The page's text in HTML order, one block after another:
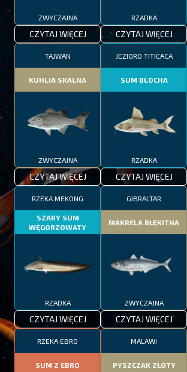
ZWYCZAJNA
CZYTAJ WIĘCEJ
RZADKA
CZYTAJ WIĘCEJ
TAJWAN
KUHLIA SKALNA
ZWYCZAJNA
CZYTAJ WIĘCEJ
JEZIORO TITICACA
SUM BLOCHA
RZADKA
CZYTAJ WIĘCEJ
RZEKA MEKONG
SZARY SUM
WĘGORZOWATY
RZADKA
CZYTAJ WIĘCEJ
GIBRALTAR
MAKRELA BŁĘKITNA
ZWYCZAJNA
CZYTAJ WIĘCEJ
RZEKA EBRO
SUM Z EBRO
MALAWI
PYSZCZAK ZŁOTY